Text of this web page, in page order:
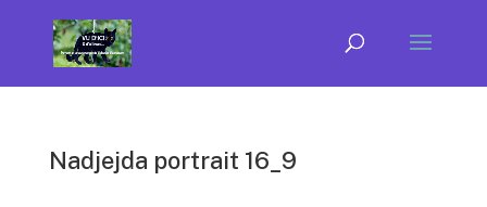
Nadjejda portrait 16_9